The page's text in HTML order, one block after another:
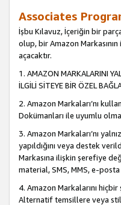
Associates
İşbu Kılavuz, İçeriğin bir
olup, bir Amazon
açacaktır.
1. AMAZON MARKALARINI
İLGİLİ SİTEYE BİR ÖZEL
2. Amazon Markaları’nı
Dokümanları ile uyumlu
3. Amazon Markaları’nı
yapıldığını veya destek
Markasına ilişkin şerefiye
material, SMS, MMS, e-
4. Amazon Markalarını
Alternatif temsillere veya